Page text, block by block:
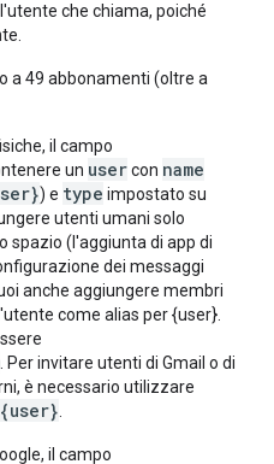
che chiama, poiché
a 49 abbonamenti (oltre a
il campo
un usercon name
) e type impostato su
utenti umani solo
spazio (l'aggiunta di app di
dei messaggi
anche aggiungere membri
come alias per {user}.
. Per invitare utenti di Gmail o di
è necessario utilizzare
{user}
il campo